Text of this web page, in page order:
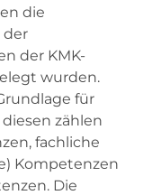
die
der
der KMK-
wurden.
für
zählen
fachliche
Kompetenzen
Die